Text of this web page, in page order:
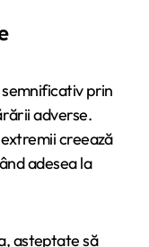
prin
adverse.
creează
adesea la
așteptate să